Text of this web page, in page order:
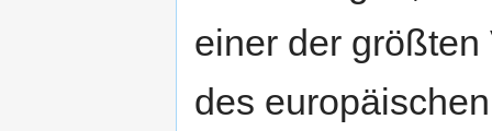
einer der größten
des